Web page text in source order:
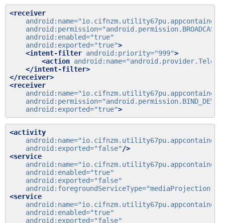
<receiver
android:name=
android:permission=
android:enabled="true"
android:exported="true">
<intent-filter android:priority="999">
<action android:name=
</intent-filter>
</receiver>
<receiver
android:name=
android:permission=
android:exported="true">
<activity
android:name=
android:exported="false" />
<service
android:name=
android:enabled="true"
android:exported="false"
android:foregroundServiceType="mediaProjection"
<service
android:name=
android:enabled="true"
android:exported="false"